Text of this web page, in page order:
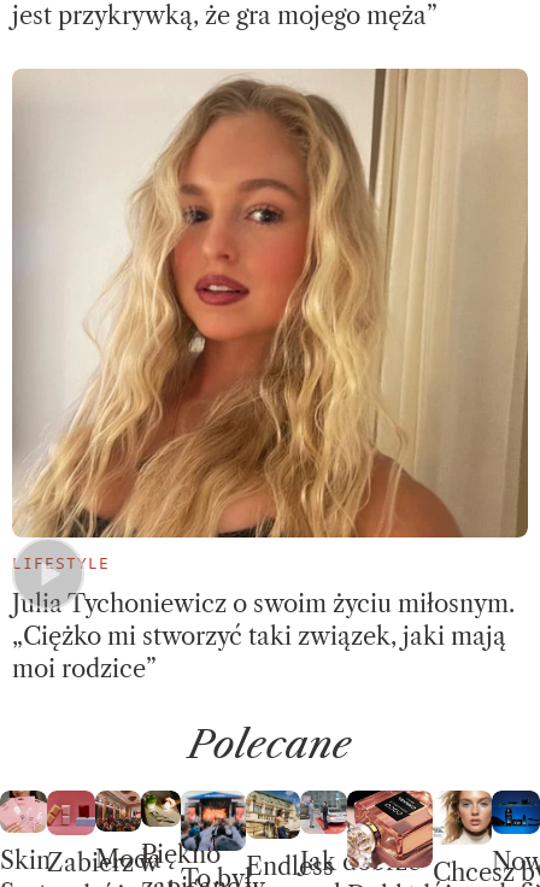
jest przykrywką, że gra mojego męża”
LIFESTYLE
Julia Tychoniewicz o swoim życiu miłosnym.
„Ciężko mi stworzyć taki związek, jaki mają
moi rodzice”
Polecane
SkinZabierz w
ModaPiękno
To byłEndlessJak dobrze Chcesz